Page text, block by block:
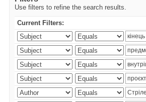
Use filters to refine the search results.
Current Filters: